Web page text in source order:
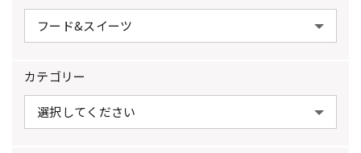
カテゴリー